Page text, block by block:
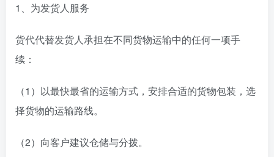
1、为发货人服务
货代代替发货人承担在不同货物运输中的任何一项手
续：
（1）以最快最省的运输方式，安排合适的货物包装，选
择货物的运输路线。
（2）向客户建议仓储与分拨。